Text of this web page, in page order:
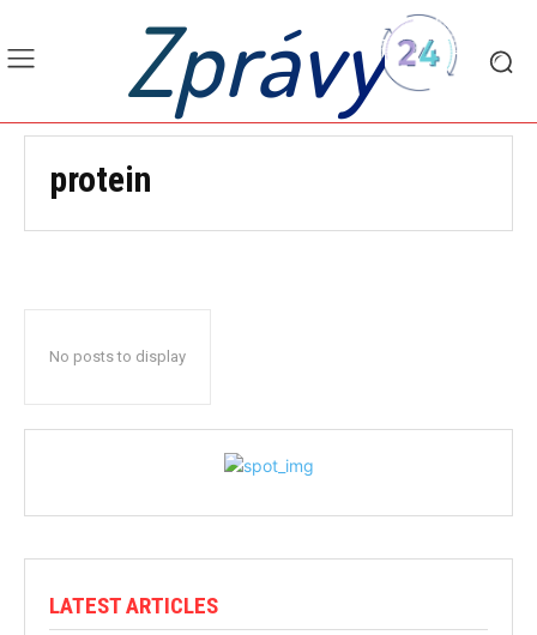
Zprávy
protein
No posts to display
LATEST ARTICLES